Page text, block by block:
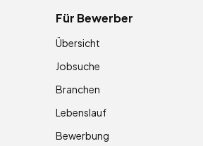
Für Bewerber
Übersicht
Jobsuche
Branchen
Lebenslauf
Bewerbung